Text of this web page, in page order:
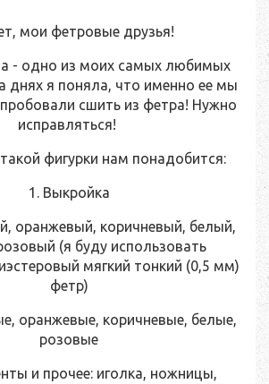
мои фетровые друзья!
- одно из моих самых любимых
днях я поняла, что именно ее мы
сшить из фетра! Нужно
исправляться!
фигурки нам понадобится:
1. Выкройка
оранжевый, коричневый, белый,
(я буду использовать
мягкий тонкий (0,5 мм)
фетр)
оранжевые, коричневые, белые,
розовые
и прочее: иголка, ножницы,